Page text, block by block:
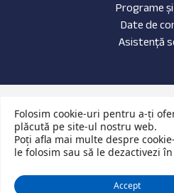
Programe
Date de
Asistență
Date de
Evenimente
Anunțuri
© 2026 Website primăria Nădrag
Folosim cookie-uri pentru a-ți
plăcută pe site-ul nostru web.
Poți afla mai multe despre
le folosim sau să le dezactivezi în
Accept